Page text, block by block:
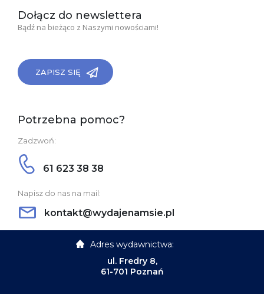
Dołącz do newslettera
Bądź na bieżąco z Naszymi nowościami!
ZAPISZ SIĘ
Potrzebna pomoc?
Zadzwoń:
61 623 38 38
Napisz do nas na mail:
kontakt@wydajenamsie.pl
Adres wydawnictwa:
ul. Fredry 8,
61-701 Poznań